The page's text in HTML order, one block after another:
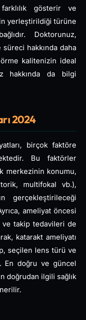
gösterir ve
yerleştirildiği türüne
Doktorunuz,
hakkında daha
kalitenizin ideal
hakkında da bilgi
2024
birçok faktöre
Bu faktörler
merkezinin konumu,
multifokal vb.),
gerçekleştirileceği
ameliyat öncesi
ve takip tedavileri de
katarakt ameliyatı
seçilen lens türü ve
En doğru ve güncel
doğrudan ilgili sağlık